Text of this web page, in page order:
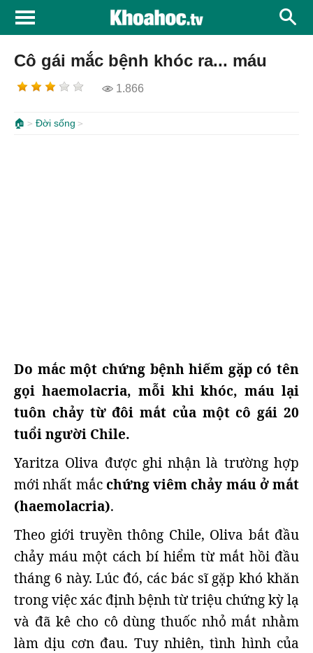
Cô gái mắc bệnh khóc ra... máu
1.866
🏠 Đời sống
Do mắc một chứng bệnh hiếm gặp có tên
gọi haemolacria, mỗi khi khóc, máu lại
tuôn chảy từ đôi mắt của một cô gái 20
tuổi người Chile.
Yaritza Oliva được ghi nhận là trường hợp
mới nhất mắc chứng viêm chảy máu ở mắt
(haemolacria).
Theo giới truyền thông Chile, Oliva bắt đầu
chảy máu một cách bí hiểm từ mắt hồi đầu
tháng 6 này. Lúc đó, các bác sĩ gặp khó khăn
trong việc xác định bệnh từ triệu chứng kỳ lạ
và đã kê cho cô dùng thuốc nhỏ mắt nhằm
làm dịu cơn đau. Tuy nhiên, tình hình của